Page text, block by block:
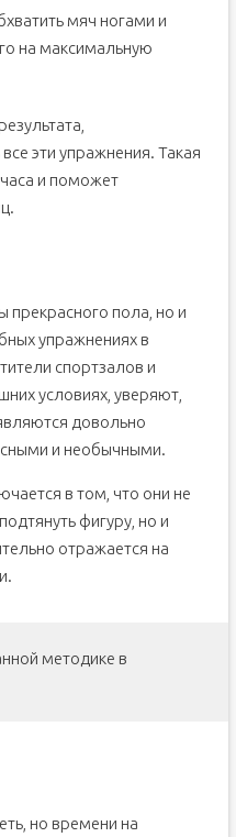
мяч ногами и
на максимальную
эти упражнения. Такая
и поможет
прекрасного пола, но и
упражнениях в
спортзалов и
условиях, уверяют,
довольно
и необычными.
в том, что они не
фигуру, но и
отражается на
методике в
но времени на